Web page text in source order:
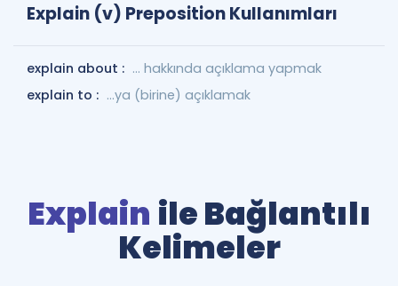
Explain (v) Preposition Kullanımları
explain about : ... hakkında açıklama yapmak
explain to : ...ya (birine) açıklamak
Explain ile Bağlantılı
Kelimeler